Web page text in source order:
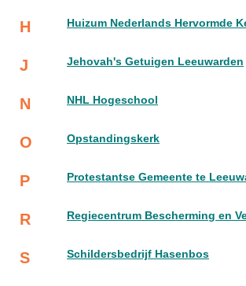
H Huizum Nederlands Hervormde
J Jehovah's Getuigen Leeuwarden
N NHL Hogeschool
O Opstandingskerk
P Protestantse Gemeente te
R Regiecentrum Bescherming en
S Schildersbedrijf Hasenbos